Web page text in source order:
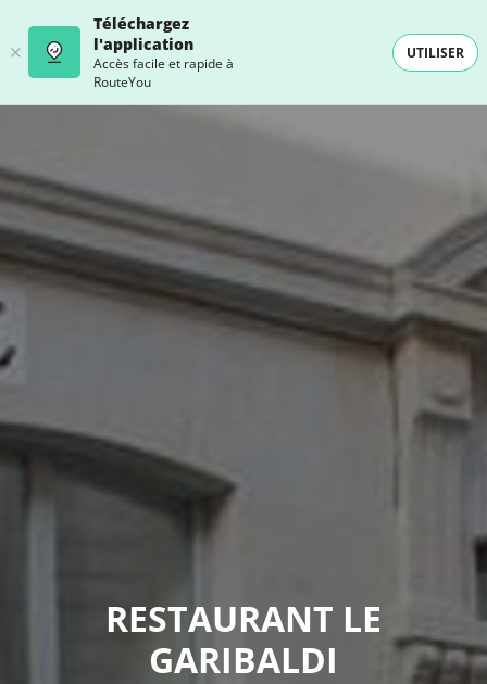
Téléchargez
l'application
Accès facile et rapide à
RouteYou
UTILISER
RESTAURANT LE
GARIBALDI